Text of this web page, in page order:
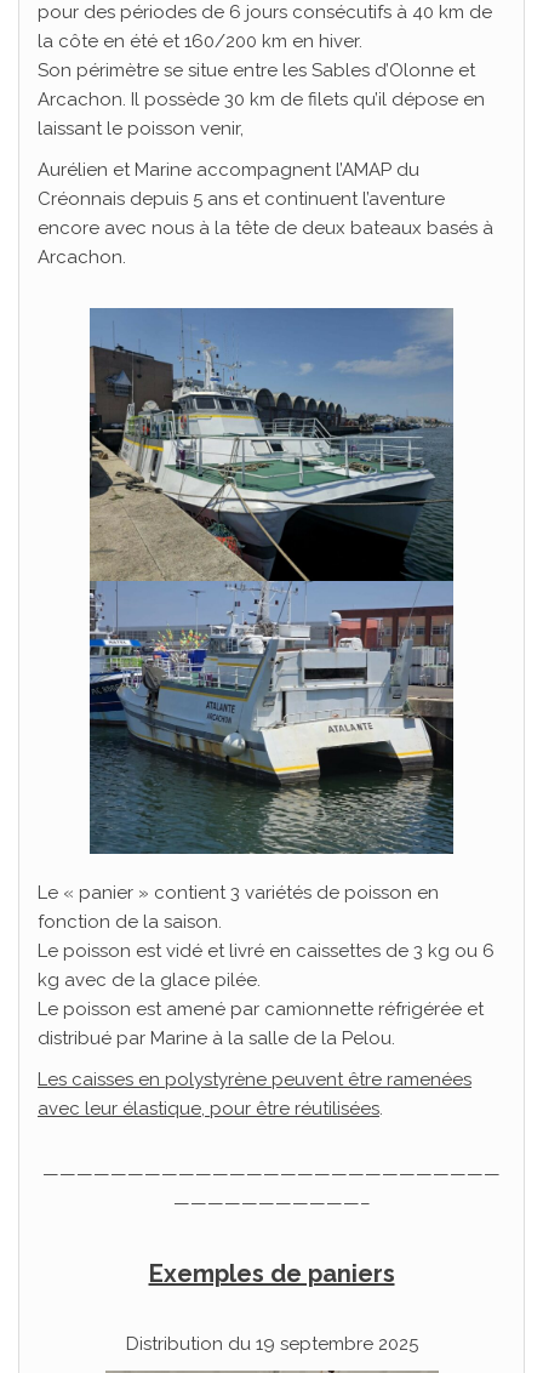
pour des périodes de 6 jours consécutifs à 40 km de
la côte en été et 160/200 km en hiver.
Son périmètre se situe entre les Sables d’Olonne et
Arcachon. Il possède 30 km de filets qu’il dépose en
laissant le poisson venir,
Aurélien et Marine accompagnent l’AMAP du
Créonnais depuis 5 ans et continuent l’aventure
encore avec nous à la tête de deux bateaux basés à
Arcachon.
Le « panier » contient 3 variétés de poisson en
fonction de la saison.
Le poisson est vidé et livré en caissettes de 3 kg ou 6
kg avec de la glace pilée.
Le poisson est amené par camionnette réfrigérée et
distribué par Marine à la salle de la Pelou.
Les caisses en polystyrène peuvent être ramenées
avec leur élastique, pour être réutilisées.
———————————————————————————
———————————–
Exemples de paniers
Distribution du 19 septembre 2025